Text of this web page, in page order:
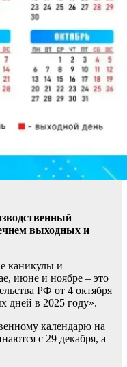
выходных и
каникулы и
июне и ноябре – это
РФ от 4 октября
дней в 2025 году».
календарю на
с 29 декабря, а